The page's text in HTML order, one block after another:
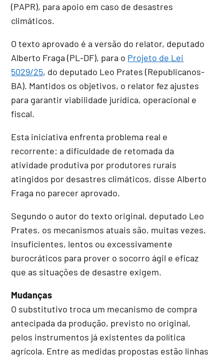
(PAPR), para apoio em caso de desastres
climáticos.
O texto aprovado é a versão do relator, deputado
Alberto Fraga (PL-DF), para o Projeto de Lei
5029/25, do deputado Leo Prates (Republicanos-
BA). Mantidos os objetivos, o relator fez ajustes
para garantir viabilidade jurídica, operacional e
fiscal.
Esta iniciativa enfrenta problema real e
recorrente: a dificuldade de retomada da
atividade produtiva por produtores rurais
atingidos por desastres climáticos, disse Alberto
Fraga no parecer aprovado.
Segundo o autor do texto original, deputado Leo
Prates, os mecanismos atuais são, muitas vezes,
insuficientes, lentos ou excessivamente
burocráticos para prover o socorro ágil e eficaz
que as situações de desastre exigem.
Mudanças
O substitutivo troca um mecanismo de compra
antecipada da produção, previsto no original,
pelos instrumentos já existentes da política
agrícola. Entre as medidas propostas estão linhas